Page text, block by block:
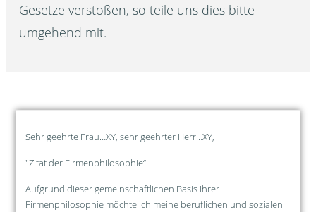
Gesetze verstoßen, so teile uns dies bitte
umgehend mit.
Sehr geehrte Frau…XY, sehr geehrter Herr…XY,
"Zitat der Firmenphilosophie“.
Aufgrund dieser gemeinschaftlichen Basis Ihrer
Firmenphilosophie möchte ich meine beruflichen und sozialen